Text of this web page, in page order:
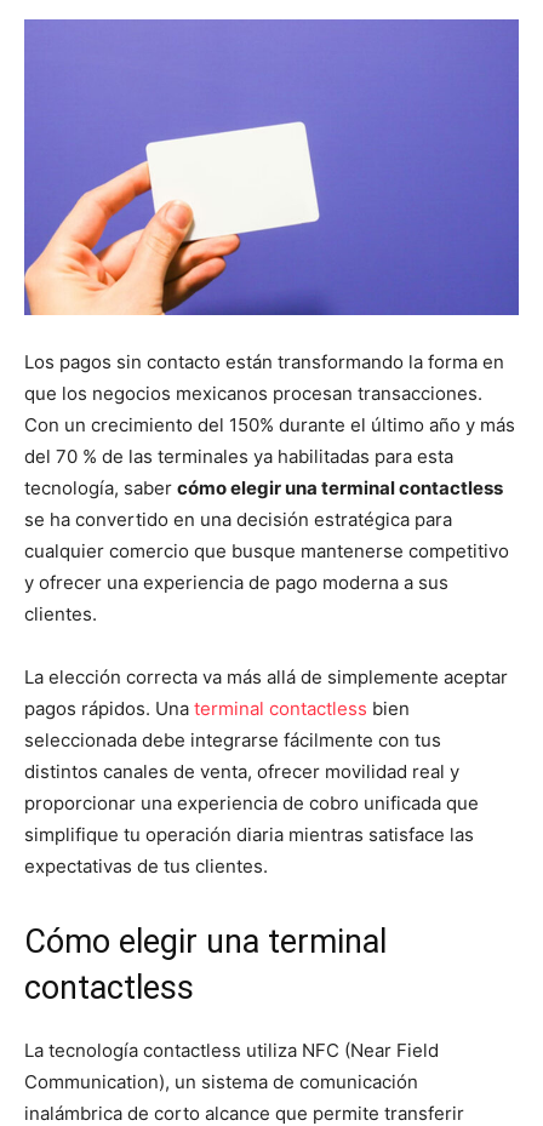
Los pagos sin contacto están transformando la forma en
que los negocios mexicanos procesan transacciones.
Con un crecimiento del 150% durante el último año y más
del 70 % de las terminales ya habilitadas para esta
tecnología, saber cómo elegir una terminal contactless
se ha convertido en una decisión estratégica para
cualquier comercio que busque mantenerse competitivo
y ofrecer una experiencia de pago moderna a sus
clientes.
La elección correcta va más allá de simplemente aceptar
pagos rápidos. Una terminal contactless bien
seleccionada debe integrarse fácilmente con tus
distintos canales de venta, ofrecer movilidad real y
proporcionar una experiencia de cobro unificada que
simplifique tu operación diaria mientras satisface las
expectativas de tus clientes.
Cómo elegir una terminal
contactless
La tecnología contactless utiliza NFC (Near Field
Communication), un sistema de comunicación
inalámbrica de corto alcance que permite transferir